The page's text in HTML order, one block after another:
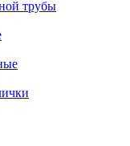
трубы